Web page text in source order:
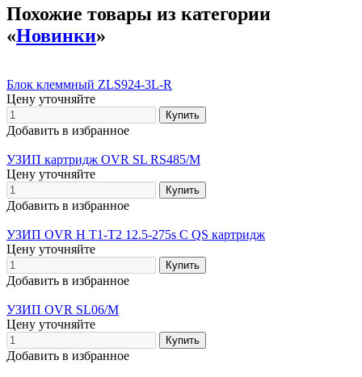
Похожие товары из категории
«Новинки»
Блок клеммный ZLS924-3L-R
Цену уточняйте
Добавить в избранное
УЗИП картридж OVR SL RS485/M
Цену уточняйте
Добавить в избранное
УЗИП OVR H T1-T2 12.5-275s C QS картридж
Цену уточняйте
Добавить в избранное
УЗИП OVR SL06/M
Цену уточняйте
Добавить в избранное